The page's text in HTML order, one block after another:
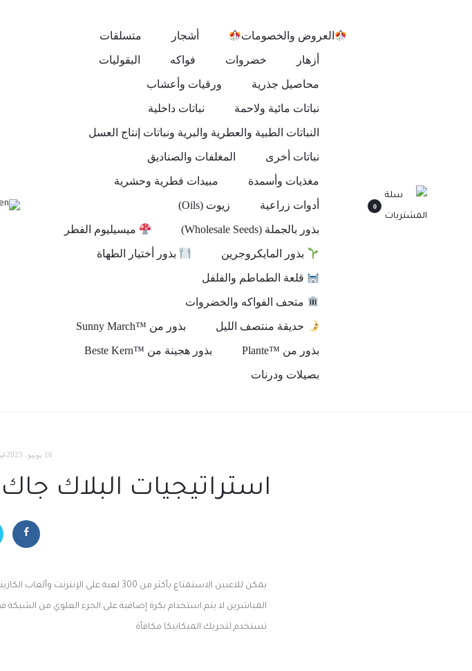
0
العروض والخصومات أشجار متسلقات
أزهار خضروات فواكه البقوليات
محاصيل جذرية ورقيات وأعشاب
نباتات مائية ولاحمة نباتات داخلية
النباتات الطبية والعطرية والبرية ونباتات إنتاج العسل
نباتات أخرى المغلفات والصناديق
مغذيات وأسمدة مبيدات فطرية وحشرية
أدوات زراعية زيوت (Oils)
بذور بالجملة (Wholesale Seeds) ميسيليوم الفطر
بذور المايكروجرين بذور أختيار الطهاة
قلعة الطماطم والفلفل
متحف الفواكه والخضروات
حديقة منتصف الليل بذور من ™Sunny March
بذور من ™Plante بذور هجينة من ™Beste Kern
بصيلات ودرنات
16 يونيو، 2023
استراتيجيات البلاك
يمكن للاعبين الاستمتاع بأكثر من 300 لعبة
المباشرين لا يتم استخدام بكرة إضافية على الجزء العلوي من
تستخدم لتحريك الميكانيكا مكافأة